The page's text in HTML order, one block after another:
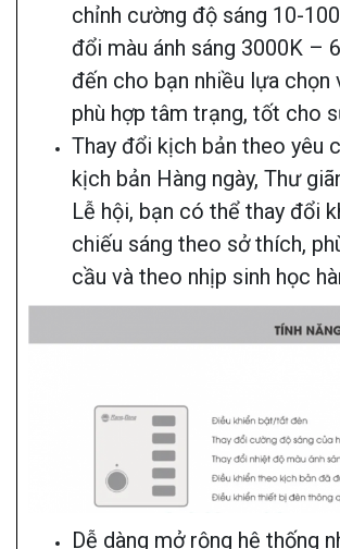
chỉnh cường độ sáng 10-
đổi màu ánh sáng 3000K –
đến cho bạn nhiều lựa chọn
phù hợp tâm trạng, tốt cho
Thay đổi kịch bản theo yêu
kịch bản Hàng ngày, Thư
Lễ hội, bạn có thể thay đổi
chiếu sáng theo sở thích,
cầu và theo nhịp sinh học
Dễ dàng mở rộng hệ thống